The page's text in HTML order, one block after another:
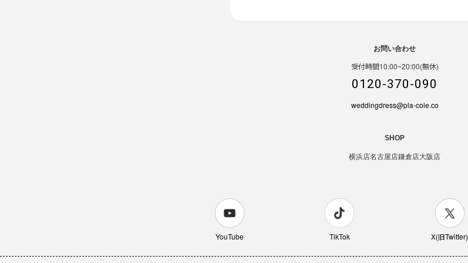
お問い合わせ
受付時間10:00~20:00(無休)
0120-370-090
weddingdress@pla-cole.co
SHOP
横浜店名古屋店鎌倉店大阪店
YouTube TikTok X(旧Twitter)